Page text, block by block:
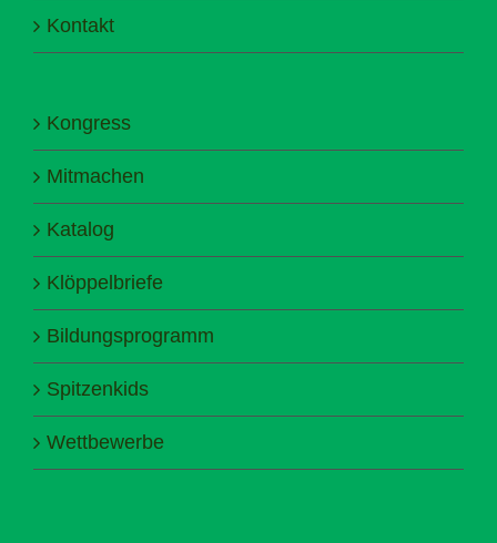
Kontakt
Kongress
Mitmachen
Katalog
Klöppelbriefe
Bildungsprogramm
Spitzenkids
Wettbewerbe